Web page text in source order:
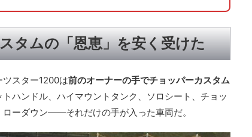
タムの「恩恵」を安く受けた
ツスター1200は前のオーナーの手でチョッパーカスタム
ハンドル、ハイマウントタンク、ソロシート、チョッ
ーダウン——それだけの手が入った車両だ。